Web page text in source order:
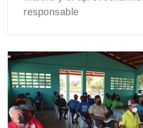
responsable